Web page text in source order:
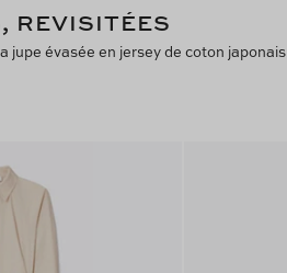
REVISITÉES
jupe évasée en jersey de coton japonais